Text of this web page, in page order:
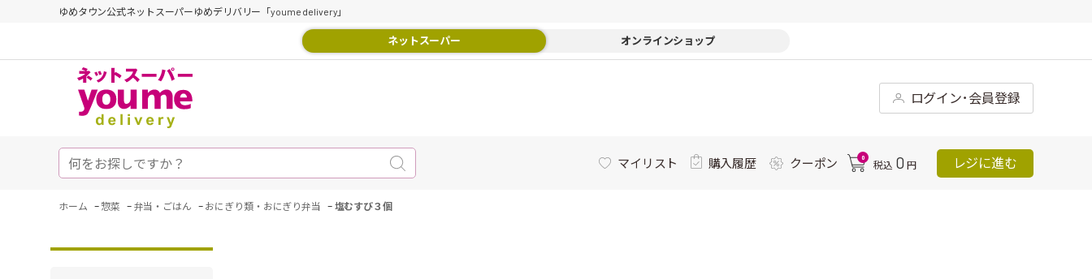
ゆめタウン公式ネットスーパーゆめデリバリー「youme delivery」
ネットスーパー オンラインショップ
ログイン･会員登録
マイリスト 購入履歴 クーポン 0
税込 0 円 レジに進む
ホーム - 惣菜 - 弁当・ごはん - おにぎり類・おにぎり弁当 - 塩むすび３個